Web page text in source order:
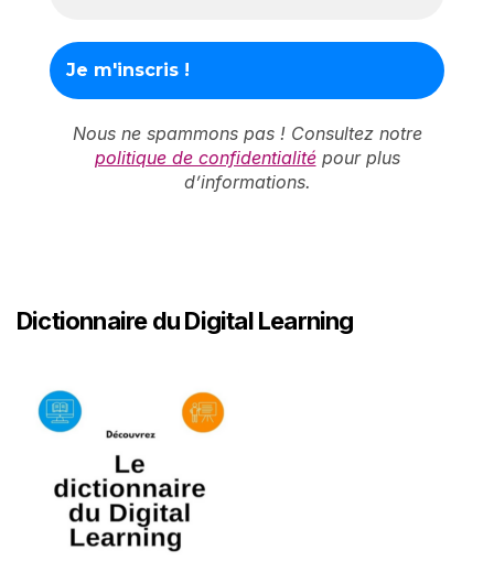
Nous ne spammons pas ! Consultez notre
politique de confidentialitépour plus
d’informations.
Dictionnaire du Digital Learning